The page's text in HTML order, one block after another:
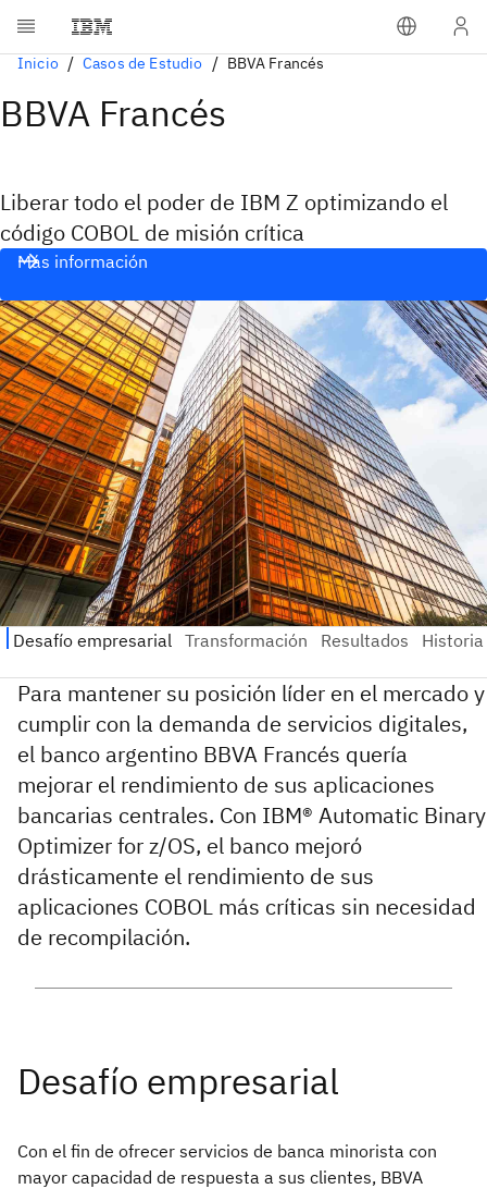
Inicio Casos de Estudio BBVA Francés
BBVA Francés
Liberar todo el poder de IBM Z optimizando el
código COBOL de misión crítica
Más información
Para mantener su posición líder en el mercado y
cumplir con la demanda de servicios digitales,
el banco argentino BBVA Francés quería
mejorar el rendimiento de sus aplicaciones
bancarias centrales. Con IBM® Automatic Binary
Optimizer for z/OS, el banco mejoró
drásticamente el rendimiento de sus
aplicaciones COBOL más críticas sin necesidad
de recompilación.
Con el fin de ofrecer servicios de banca minorista con
mayor capacidad de respuesta a sus clientes, BBVA